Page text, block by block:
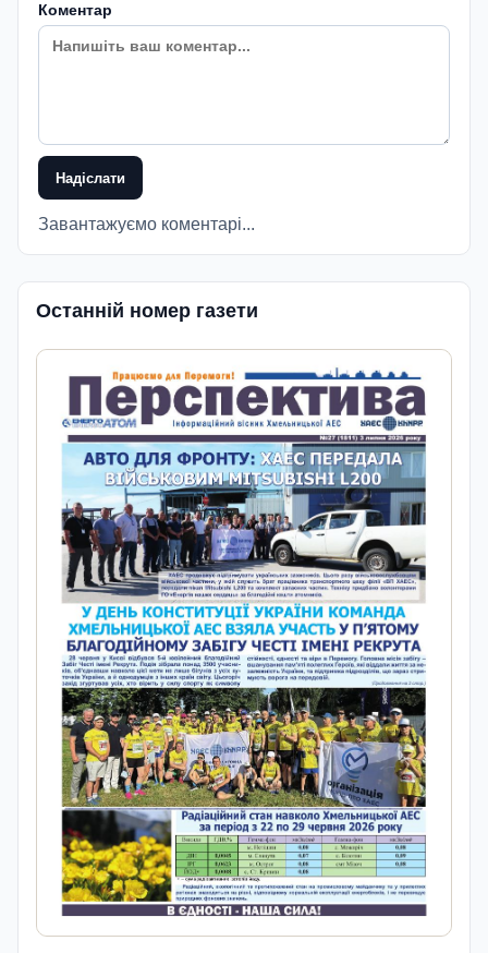
Коментар
Надіслати
Завантажуємо коментарі...
Останній номер газети